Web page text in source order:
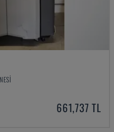
661,737 TL